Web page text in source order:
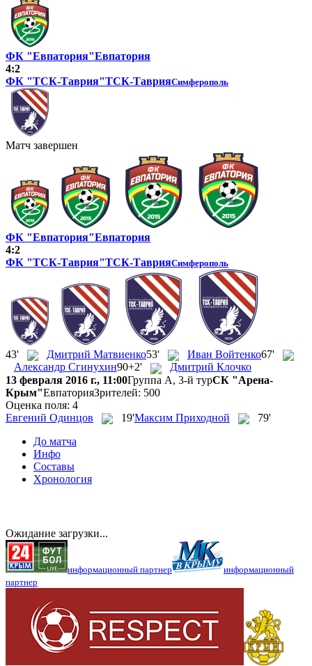
ФК "Евпатория"Евпатория
4:2
ФК "ТСК-Таврия"ТСК-ТаврияСимферополь
Матч завершен
ФК "Евпатория"Евпатория
4:2
ФК "ТСК-Таврия"ТСК-ТаврияСимферополь
43' Дмитрий Матвиенко53' Иван Войтенко67'
Александр Сгинухин90+2'
Дмитрий Клочко
13 февраля 2016 г., 11:00Группа A, 3-й турСК "Арена-
Крым"ЕвпаторияЗрителей: 500
Оценка поля: 4
Евгений Одинцов
19'Максим Приходной 79'
До матча
Инфо
Составы
Хронология
Ожидание загрузки...
информационный партнер
информационный
партнер